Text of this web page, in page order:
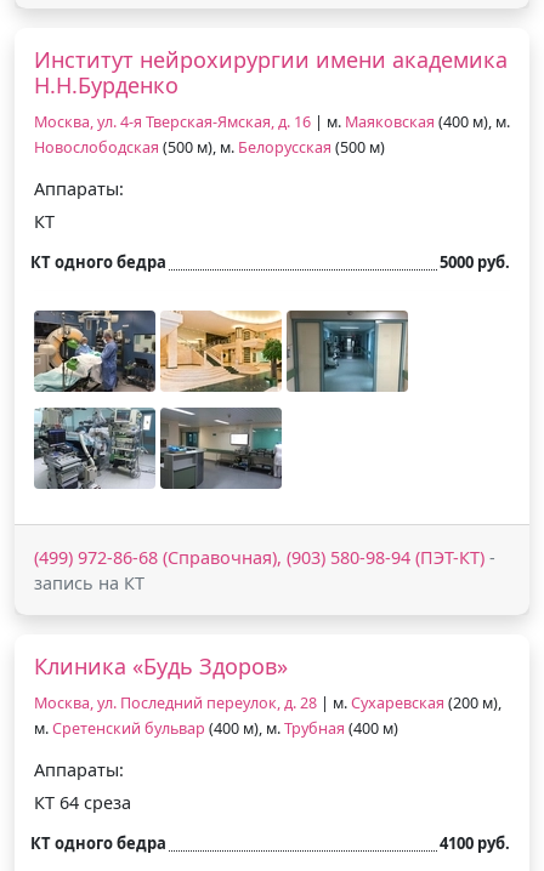
Институт нейрохирургии имени академика
Н.Н.Бурденко
Москва, ул. 4-я Тверская-Ямская, д. 16 | м. Маяковская (400 м), м.
Новослободская (500 м), м. Белорусская (500 м)
Аппараты:
КТ
КТ одного бедра 5000 руб.
(499) 972-86-68 (Справочная), (903) 580-98-94 (ПЭТ-КТ) -
запись на КТ
Клиника «Будь Здоров»
Москва, ул. Последний переулок, д. 28 | м.Сухаревская (200 м),
м.Сретенский бульвар (400 м), м.Трубная (400 м)
Аппараты:
КТ 64 среза
КТ одного бедра 4100 руб.